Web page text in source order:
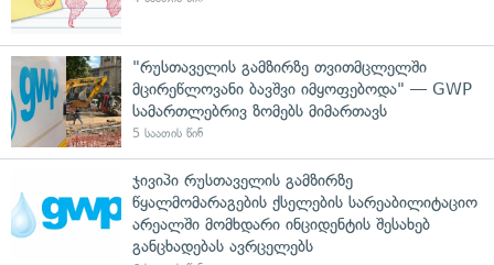
"რუსთაველის გამზირზე თვითმცლელში
მცირეწლოვანი ბავშვი იმყოფებოდა" — GWP
სამართლებრივ ზომებს მიმართავს
5 საათის წინ
ჯივიპი რუსთაველის გამზირზე
წყალმომარაგების ქსელების სარეაბილიტაციო
არეალში მომხდარი ინციდენტის შესახებ
განცხადებას ავრცელებს